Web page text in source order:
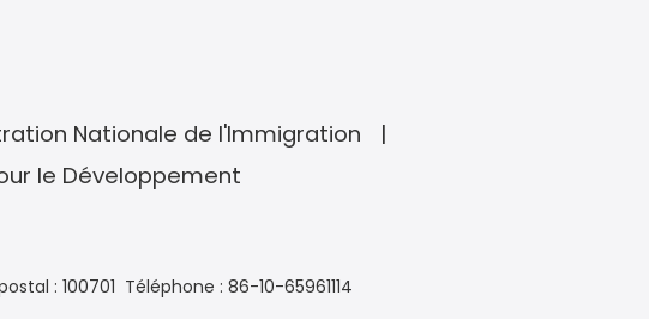
Nationale de l'Immigration
le Développement
: 100701 Téléphone : 86-10-65961114